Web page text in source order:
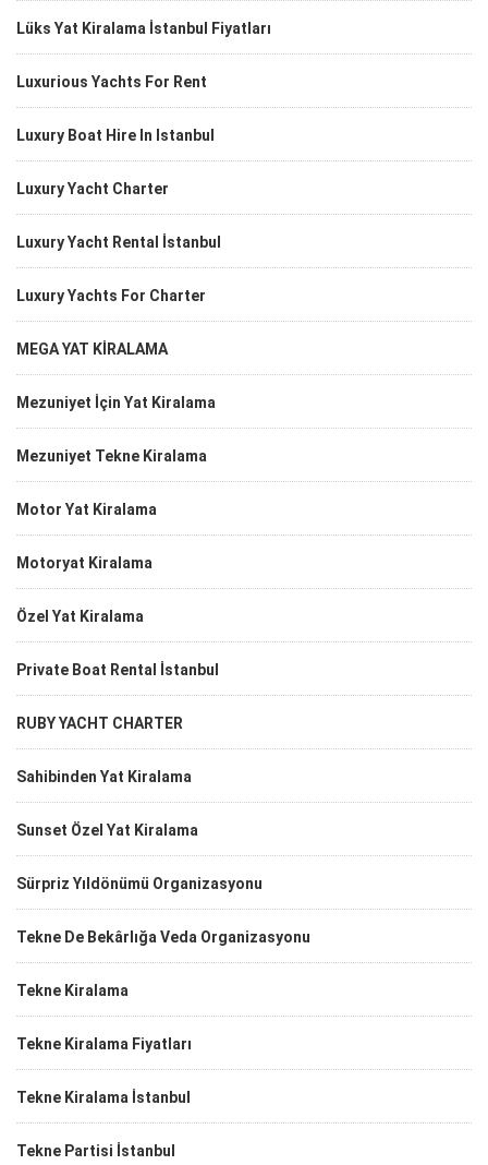
Lüks Yat Kiralama İstanbul Fiyatları
Luxurious Yachts For Rent
Luxury Boat Hire In Istanbul
Luxury Yacht Charter
Luxury Yacht Rental İstanbul
Luxury Yachts For Charter
MEGA YAT KİRALAMA
Mezuniyet İçin Yat Kiralama
Mezuniyet Tekne Kiralama
Motor Yat Kiralama
Motoryat Kiralama
Özel Yat Kiralama
Private Boat Rental İstanbul
RUBY YACHT CHARTER
Sahibinden Yat Kiralama
Sunset Özel Yat Kiralama
Sürpriz Yıldönümü Organizasyonu
Tekne De Bekârlığa Veda Organizasyonu
Tekne Kiralama
Tekne Kiralama Fiyatları
Tekne Kiralama İstanbul
Tekne Partisi İstanbul